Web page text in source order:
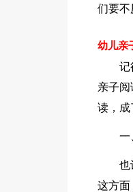
们要不
幼儿亲
记
亲子
读，成
一
也
这方面